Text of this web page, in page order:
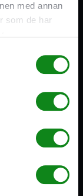
med annan
som de har
och
för hela